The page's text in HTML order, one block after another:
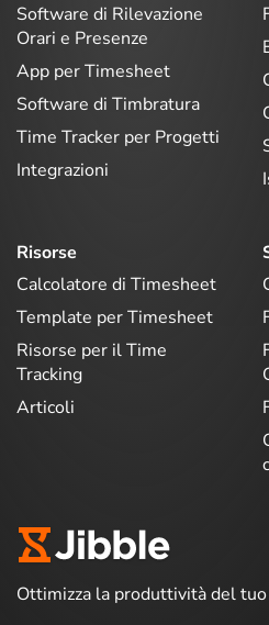
Software di Rilevazione
Orari e Presenze
App per Timesheet
Software di Timbratura
Time Tracker per Progetti
Integrazioni
Risorse
Calcolatore di Timesheet
Template per Timesheet
Risorse per il Time
Tracking
Articoli
Ottimizza la produttività del